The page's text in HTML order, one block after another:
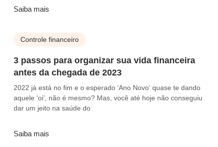
Saiba mais
Controle financeiro
3 passos para organizar sua vida financeira
antes da chegada de 2023
2022 já está no fim e o esperado ‘Ano Novo’ quase te dando
aquele ‘oi’, não é mesmo? Mas, você até hoje não conseguiu
dar um jeito na saúde do
Saiba mais